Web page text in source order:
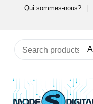
Qui sommes-nous?